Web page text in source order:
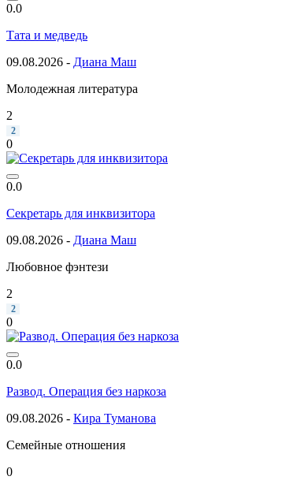
0.0
Тата и медведь
09.08.2026 - Диана Маш
Молодежная литература
2
2
0
0.0
Секретарь для инквизитора
09.08.2026 - Диана Маш
Любовное фэнтези
2
2
0
0.0
Развод. Операция без наркоза
09.08.2026 - Кира Туманова
Семейные отношения
0